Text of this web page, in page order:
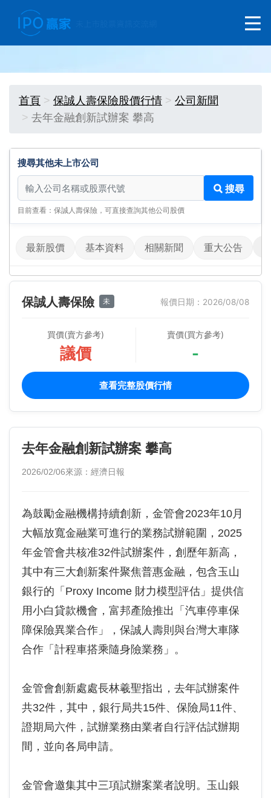
首頁 保誠人壽保險股價行情
公司新聞
去年金融創新試辦案 攀高
搜尋其他未上市公司
搜尋其他未上市公司
搜尋
目前查看：保誠人壽保險，可直接查詢其他公司股價
最新股價 基本資料 相關新聞 重大公告
保誠人壽保險 未 報價日期：2026/08/08
買價(賣方參考)
議價
賣價(買方參考)
-
查看完整股價行情
去年金融創新試辦案 攀高
2026/02/06來源：經濟日報
為鼓勵金融機構持續創新，金管會2023年10月
大幅放寬金融業可進行的業務試辦範圍，2025
年金管會共核准32件試辦案件，創歷年新高，
其中有三大創新案件聚焦普惠金融，包含玉山
銀行的「Proxy Income 財力模型評估」提供信
用小白貸款機會，富邦產險推出「汽車停車保
障保險異業合作」，保誠人壽則與台灣大車隊
合作「計程車搭乘隨身險業務」。
金管會創新處處長林羲聖指出，去年試辦案件
共32件，其中，銀行局共15件、保險局11件、
證期局六件，試辦業務由業者自行評估試辦期
間，並向各局申請。
金管會邀集其中三項試辦案業者說明。玉山銀